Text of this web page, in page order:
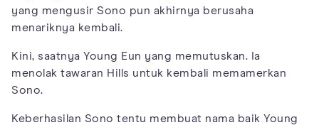
yang mengusir Sono pun akhirnya berusaha
menariknya kembali.
Kini, saatnya Young Eun yang memutuskan. Ia
menolak tawaran Hills untuk kembali memamerkan
Sono.
Keberhasilan Sono tentu membuat nama baik Young